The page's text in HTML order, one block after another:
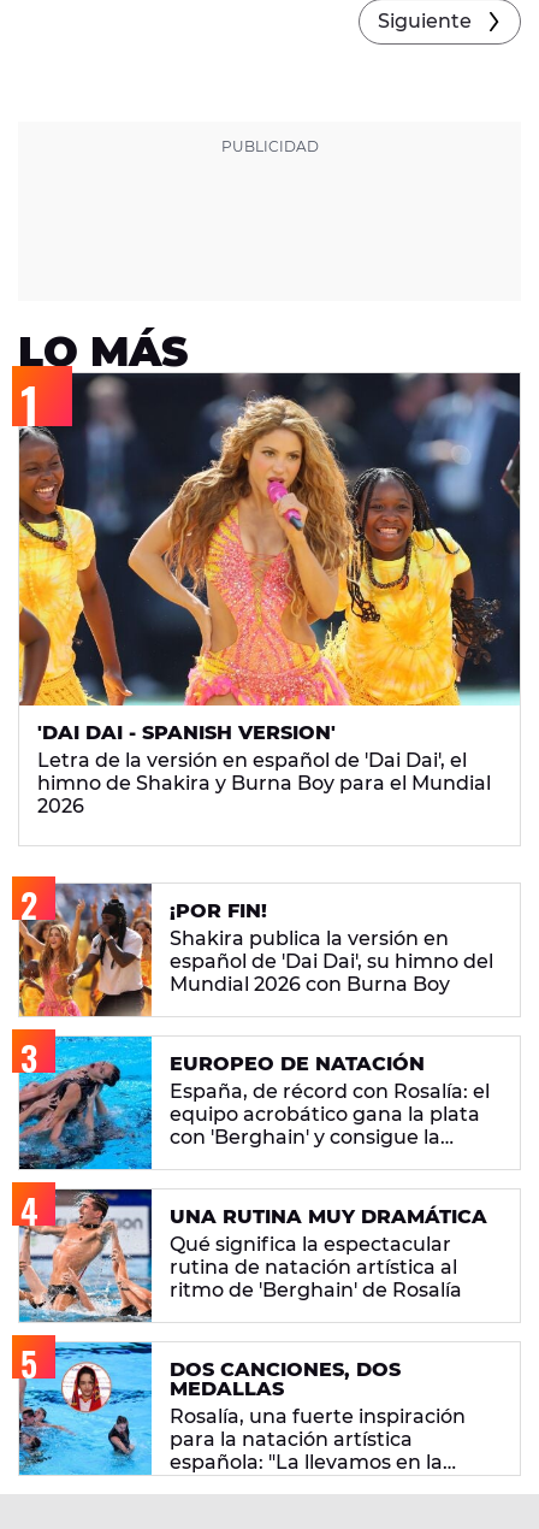
Siguiente
LO MÁS
'DAI DAI - SPANISH VERSION'
Letra de la versión en español de 'Dai Dai', el
himno de Shakira y Burna Boy para el Mundial
2026
¡POR FIN!
Shakira publica la versión en
español de 'Dai Dai', su himno del
Mundial 2026 con Burna Boy
EUROPEO DE NATACIÓN
España, de récord con Rosalía: el
equipo acrobático gana la plata
con 'Berghain' y consigue la
UNA RUTINA MUY DRAMÁTICA
Qué significa la espectacular
rutina de natación artística al
ritmo de 'Berghain' de Rosalía
DOS CANCIONES, DOS
MEDALLAS
Rosalía, una fuerte inspiración
para la natación artística
española: "La llevamos en la